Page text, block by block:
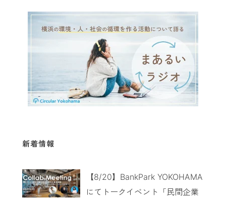
新着情報
【8/20】BankPark YOKOHAMA
にてトークイベント「民間企業